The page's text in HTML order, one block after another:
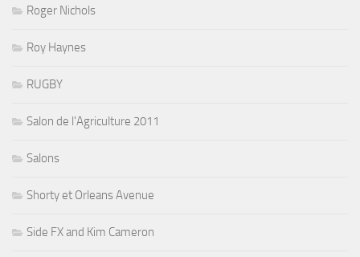
Roger Nichols
Roy Haynes
RUGBY
Salon de l'Agriculture 2011
Salons
Shorty et Orleans Avenue
Side FX and Kim Cameron